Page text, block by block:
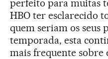
perfeito para muitas
HBO ter esclarecido
quem seriam os seus
temporada, esta
mais frequente sobre